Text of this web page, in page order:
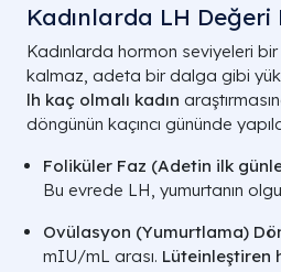
Kadınlarda LH Değeri
Kadınlarda hormon seviyeleri
kalmaz, adeta bir dalga gibi
lh kaç olmalı kadın
döngünün kaçıncı gününde
Foliküler Faz (Adetin ilk
Bu evrede LH, yumurtanın
Ovülasyon (Yumurtlama)
mIU/mL arası. Lüteinleştiren